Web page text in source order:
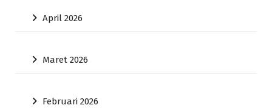
April 2026
Maret 2026
Februari 2026